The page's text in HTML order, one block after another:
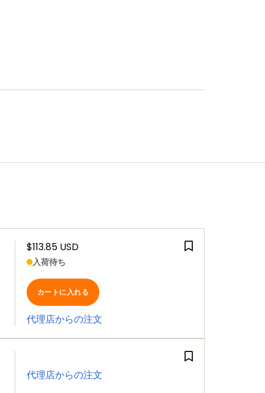
$113.85 USD
入荷待ち
カートに入れる
代理店からの注文
代理店からの注文